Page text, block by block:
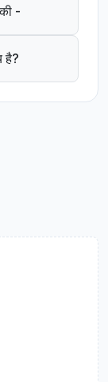
-
है?